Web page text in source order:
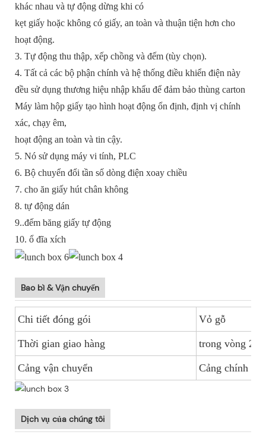
khác nhau và tự động dừng khi có
kẹt giấy hoặc không có giấy, an toàn và thuận tiện hơn cho
hoạt động.
3. Tự động thu thập, xếp chồng và đếm (tùy chọn).
4. Tất cả các bộ phận chính và hệ thống điều khiển điện này
đều sử dụng thương hiệu nhập khẩu để đảm bảo thùng carton
Máy làm hộp giấy tạo hình hoạt động ổn định, định vị chính
xác, chạy êm,
hoạt động an toàn và tin cậy.
5. Nó sử dụng máy vi tính, PLC
6. Bộ chuyển đổi tần số dòng điện xoay chiều
7. cho ăn giấy hút chân không
8. tự động dán
9..đếm băng giấy tự động
10. ổ đĩa xích
Bao bì & Vận chuyển
Chi tiết đóng gói Vỏ gỗ
Thời gian giao hàng trong vòng 20
Cảng vận chuyển Cảng chính
Dịch vụ của chúng tôi